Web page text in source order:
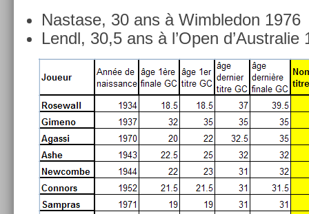
Nas­tase, 30 ans à Wimbledon 1976
Lendl, 30,5 ans à l’Open d’Australie